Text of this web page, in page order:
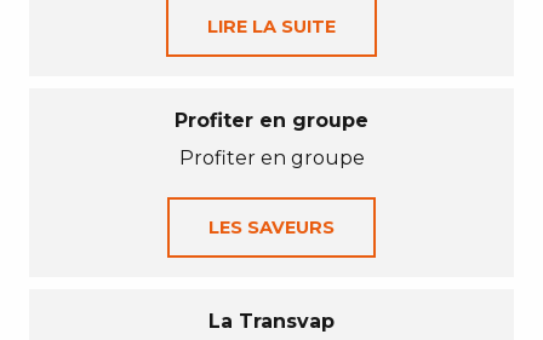
LIRE LA SUITE
Profiter en groupe
Profiter en groupe
LES SAVEURS
La Transvap